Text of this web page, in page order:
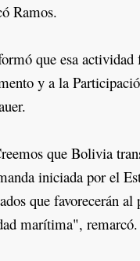
Ramos.
que esa actividad
y a la
que Bolivia
iniciada por el
que favorecerán
marítima", remarcó.